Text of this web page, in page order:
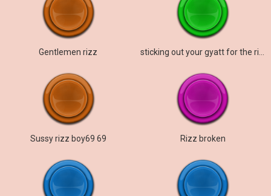
Gentlemen rizz
Sussy rizz boy69 69 Rizz broken